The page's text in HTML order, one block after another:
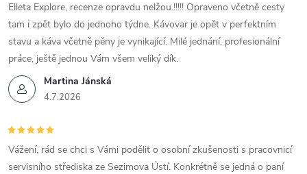
Martina Jánská
4.7.2026
Elleta Explore, recenze opravdu nelžou.!!!!! Opraveno včetně cesty
tam i zpět bylo do jednoho týdne. Kávovar je opět v perfektním
stavu a káva včetně pěny je vynikající. Milé jednání, profesionální
práce, ještě jednou Vám všem veliký dík.
Vážení, rád se chci s Vámi podělit o osobní zkušenosti s pracovnicí
servisního střediska ze Sezimova Ústí. Konkrétně se jedná o paní